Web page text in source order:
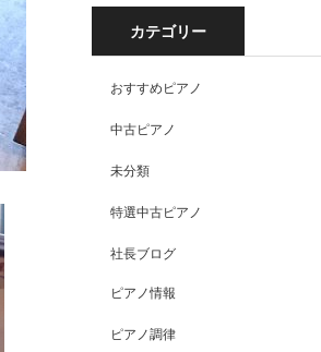
カテゴリー
おすすめピアノ
中古ピアノ
未分類
特選中古ピアノ
社長ブログ
ピアノ情報
ピアノ調律